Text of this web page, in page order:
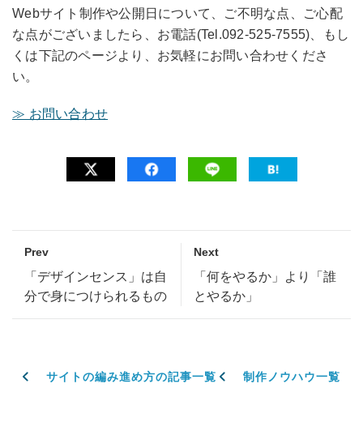
Webサイト制作や公開日について、ご不明な点、ご心配
な点がございましたら、お電話(Tel.092-525-7555)、もし
くは下記のページより、お気軽にお問い合わせくださ
い。
≫ お問い合わせ
Prev
「デザインセンス」は自
分で身につけられるもの
Next
「何をやるか」より「誰
とやるか」
サイトの編み進め方の記事一覧 制作ノウハウ一覧